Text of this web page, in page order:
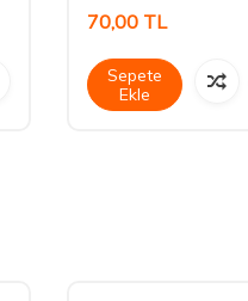
70,00 TL
Sepete
Ekle